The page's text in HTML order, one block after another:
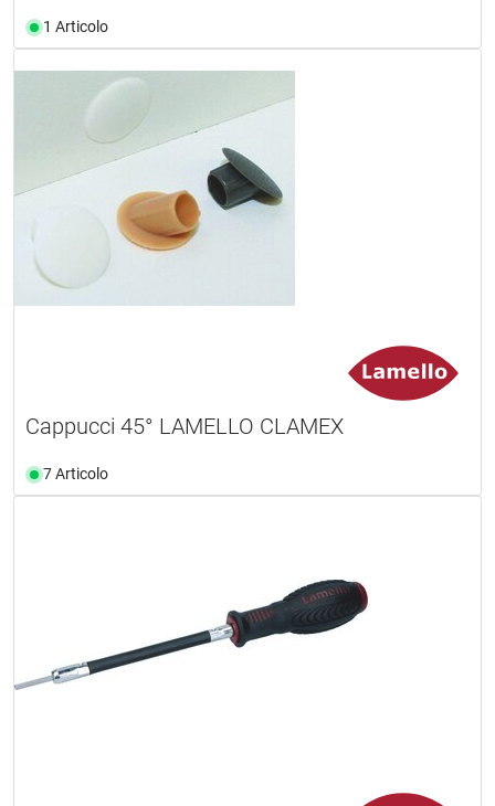
1 Articolo
Cappucci 45° LAMELLO CLAMEX
7 Articolo